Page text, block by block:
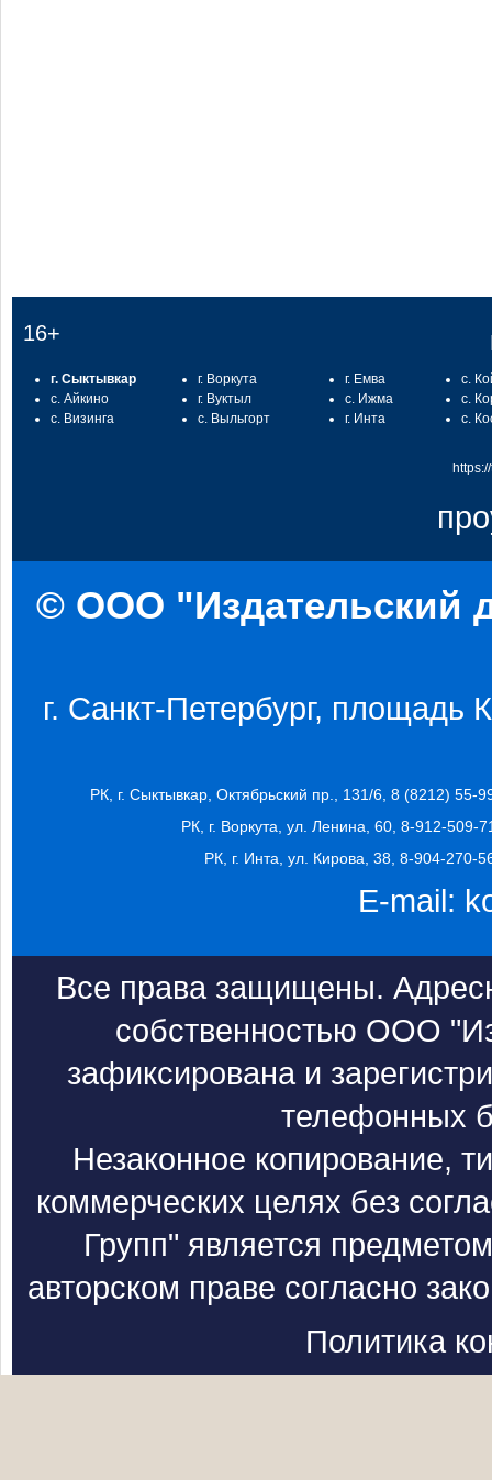
16+
г. Сыктывкар
с. Айкино
с. Визинга
г. Воркута
г. Вуктыл
с. Выльгорт
г. Емва
с. Ижма
г. Инта
с.
с.
с.
© ООО "Издательский
г. Санкт-Петербург, площадь
РК, г. Сыктывкар, Октябрьский пр., 131/6, 8 (8212) 55-
РК, г. Воркута, ул. Ленина, 60, 8-912-509-
РК, г. Инта, ул. Кирова, 38, 8-904-270-
E-mail:
Все права защищены.
собственностью ООО
зафиксирована и
телефонных
Незаконное копирование,
коммерческих целях без
Групп" является
авторском праве согласно
Политика